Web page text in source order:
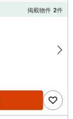
掲載物件 2件